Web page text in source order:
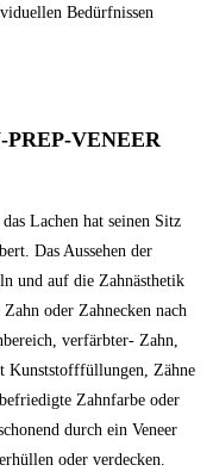
Bedürfnissen
PREP-VENEER
Lachen hat seinen Sitz
Das Aussehen der
und auf die Zahnästhetik
oder Zahnecken nach
verfärbter- Zahn,
Kunststofffüllungen, Zähne
Zahnfarbe oder
durch ein Veneer
oder verdecken.